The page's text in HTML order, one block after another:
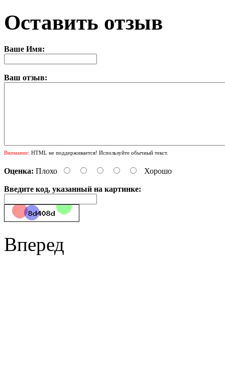
Оставить отзыв
Ваше Имя:
Ваш отзыв:
Внимание: HTML не поддерживается! Используйте обычный текст.
Оценка: Плохо Хорошо
Введите код, указанный на картинке:
Вперед